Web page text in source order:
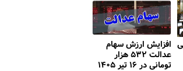
افزایش ارزش سهام
عدالت ۵۳۲ هزار
تومانی در ۱۶ تیر ۱۴۰۵